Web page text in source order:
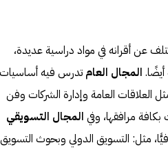
عن أقرانه في مواد دراسية عديدة،
المجال العام تدرس فيه أساسيات
العلاقات العامة وإدارة الشركات وفن
مرافقها، وفي المجال التسويقي
مثل: التسويق الدولي وبحوث التسويق